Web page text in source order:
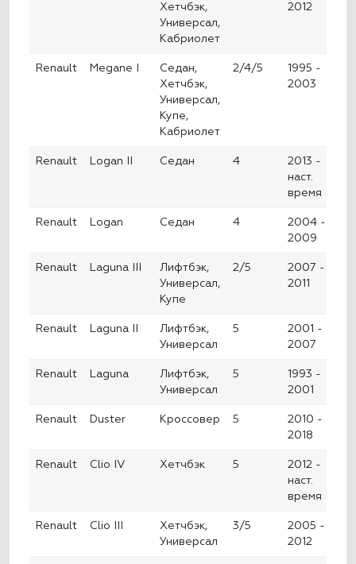
Хетчбэк,
Универсал,
Кабриолет
2012
Renault Megane I
Седан,
Хетчбэк,
Универсал,
Купе,
Кабриолет
2/4/5
1995 -
2003
Renault Logan II Седан 4
2013 -
наст.
время
Renault Logan Седан 4
2004 -
2009
Renault Laguna III
Лифтбэк,
Универсал,
Купе
2/5
2007 -
2011
Renault Laguna II
Лифтбэк,
Универсал
5
2001 -
2007
Renault Laguna
Лифтбэк,
Универсал
5
1993 -
2001
Renault Duster Кроссовер 5
2010 -
2018
Renault Clio IV Хетчбэк 5
2012 -
наст.
время
Renault Clio III
Хетчбэк,
Универсал
3/5
2005 -
2012